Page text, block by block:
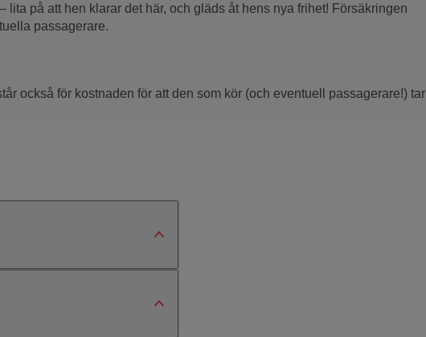
på att hen klarar det här, och gläds åt hens nya frihet! Försäkringen
passagerare.
också för kostnaden för att den som kör (och eventuell passagerare!) tar